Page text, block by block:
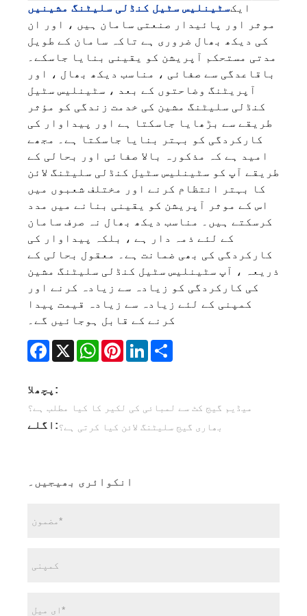
سٹینلیس سٹیل کنڈلی سلیٹنگ مشینیںایک
موثر اور پائیدار صنعتی سامان ہیں ، اور ان
کی دیکھ بھال ضروری ہے تاکہ سامان کے طویل
مدتی مستحکم آپریشن کو یقینی بنایا جاسکے۔
باقاعدگی سے صفائی ، مناسب دیکھ بھال ، اور
آپریٹنگ وضاحتوں کے بعد ، سٹینلیس سٹیل
کنڈلی سلیٹنگ مشین کی خدمت زندگی کو مؤثر
طریقے سے بڑھایا جاسکتا ہے اور پیداوار کی
کارکردگی کو بہتر بنایا جاسکتا ہے۔ مجھے
امید ہے کہ مذکورہ بالا صفائی اور بحالی کے
طریقے آپ کو سٹینلیس سٹیل کنڈلی سلیٹنگ لائن
کا بہتر انتظام کرنے اور مختلف شعبوں میں
اس کے موثر آپریشن کو یقینی بنانے میں مدد
کرسکتے ہیں۔ مناسب دیکھ بھال نہ صرف سامان
کے لئے ذمہ دار ہے ، بلکہ پیداوار کی
کارکردگی کی بھی ضمانت ہے۔ معقول بحالی کے
ذریعہ ، آپ سٹینلیس سٹیل کنڈلی سلیٹنگ مشین
کی کارکردگی کو زیادہ سے زیادہ کرنے اور
کمپنی کے لئے زیادہ سے زیادہ قیمت پیدا
کرنے کے قابل ہوجائیں گے۔
Facebook
X WhatsAppPinterestLinkedIn
پچھلا:
میڈیم گیج کٹ سے لمبائی کی لکیر کا کیا مطلب ہے؟
اگلے:بھاری گیج سلیٹنگ لائن کیا کرتی ہے؟
انکوائری بھیجیں۔